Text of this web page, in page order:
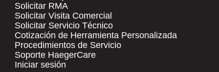
COMPANY NAME*
COUNTRY
.
QUICK LINKS
Products
Resources
Solicitar RMA
Solicitar Visita Comercial
Solicitar Servicio Técnico
Cotización de Herramienta Personalizada
Procedimientos de Servicio
Soporte HaegerCare
Iniciar sesión